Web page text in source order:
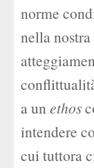
norme
nella
a unethos
intendere
cui tuttora